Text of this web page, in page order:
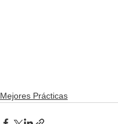
Mejores Prácticas